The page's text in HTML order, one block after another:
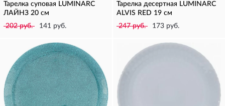
Тарелка суповая LUMINARC
ЛАЙНЗ 20 см
202 руб.
141 руб.
Тарелка десертная LUMINARC
ALVIS RED 19 см
247 руб.
173 руб.